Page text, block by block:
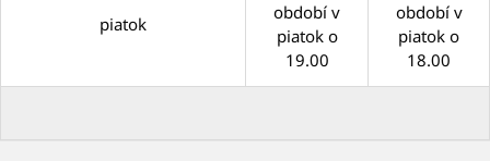
piatok
období v
piatok o
19.00
období v
piatok o
18.00